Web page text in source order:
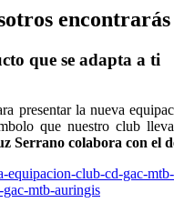
encontrarás
que se adapta a ti
presentar la nueva
que nuestro club
Serrano colabora con el